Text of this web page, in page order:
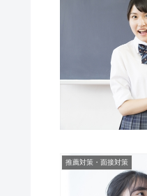
推薦対策・面接対策